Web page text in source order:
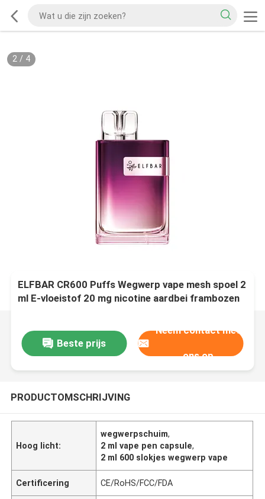
2/ 4
ELFBAR CR600 Puffs Wegwerp vape mesh spoel 2
ml E-vloeistof 20 mg nicotine aardbei frambozen
Beste prijs
Neem contact met
ons op
PRODUCTOMSCHRIJVING
Hoog licht:
wegwerpschuim,
2 ml vape pen capsule,
2 ml 600 slokjes wegwerp vape
Certificering CE/RoHS/FCC/FDA